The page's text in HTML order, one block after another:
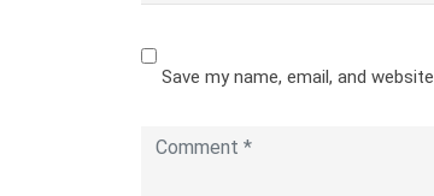
Save my name, email, and